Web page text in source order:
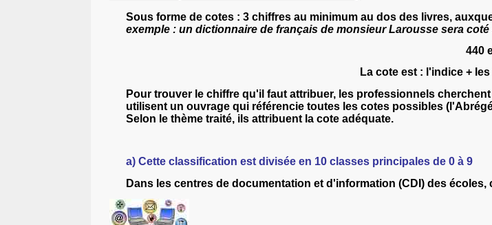
Sous forme de cotes : 3 chiffres au minimum au dos des livres,
exemple : un dictionnaire de français de monsieur Larousse sera
440
La cote est : l'indice +
Pour trouver le chiffre qu'il faut attribuer, les professionnels
utilisent un ouvrage qui référencie toutes les cotes possibles
Selon le thème traité, ils attribuent la cote adéquate.
a) Cette classification est divisée en 10 classes principales de 0 à 9
Dans les centres de documentation et d'information (CDI) des